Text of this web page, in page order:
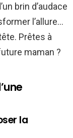
brin d’audace
l’allure…
Prêtes à
maman ?
la